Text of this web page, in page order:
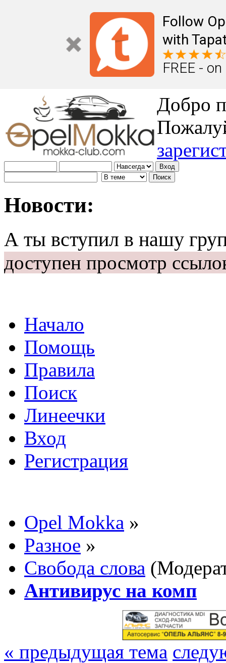
Follow
with
FREE -
Добро
Новости:
А ты вступил в нашу
доступен просмотр
Начало
Помощь
Правила
Поиск
Линеечки
Вход
Регистрация
Opel Mokka »
Разное »
Свобода слова
Антивирус на комп
« предыдущая тема